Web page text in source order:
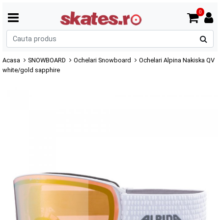
0
Acasa SNOWBOARD Ochelari Snowboard
Ochelari Alpina Nakiska QV
white/gold sapphire